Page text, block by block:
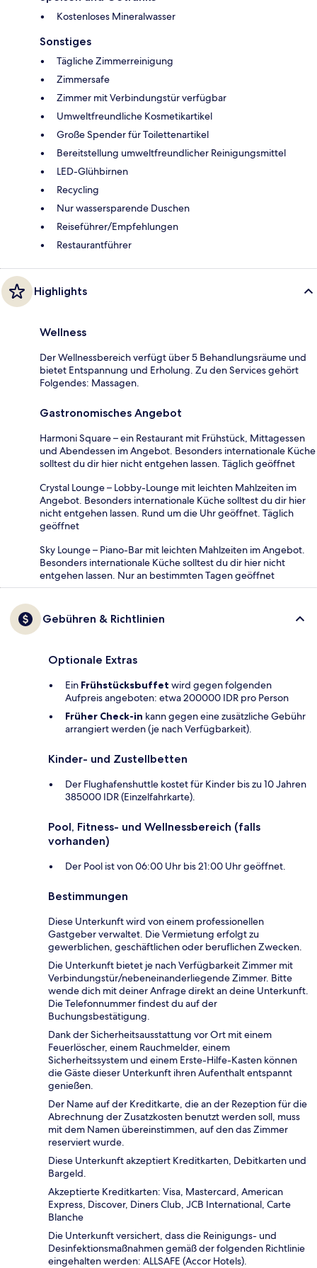
Kostenloses Mineralwasser
Sonstiges
Tägliche Zimmerreinigung
Zimmersafe
Zimmer mit Verbindungstür verfügbar
Umweltfreundliche Kosmetikartikel
Große Spender für Toilettenartikel
Bereitstellung umweltfreundlicher Reinigungsmittel
LED-Glühbirnen
Recycling
Nur wassersparende Duschen
Reiseführer/Empfehlungen
Restaurantführer
Highlights
Wellness
Der Wellnessbereich verfügt über 5 Behandlungsräume und
bietet Entspannung und Erholung. Zu den Services gehört
Folgendes: Massagen.
Gastronomisches Angebot
Harmoni Square – ein Restaurant mit Frühstück, Mittagessen
und Abendessen im Angebot. Besonders internationale Küche
solltest du dir hier nicht entgehen lassen. Täglich geöffnet
Crystal Lounge – Lobby-Lounge mit leichten Mahlzeiten im
Angebot. Besonders internationale Küche solltest du dir hier
nicht entgehen lassen. Rund um die Uhr geöffnet. Täglich
geöffnet
Sky Lounge – Piano-Bar mit leichten Mahlzeiten im Angebot.
Besonders internationale Küche solltest du dir hier nicht
entgehen lassen. Nur an bestimmten Tagen geöffnet
Gebühren & Richtlinien
Optionale Extras
Ein Frühstücksbuffet wird gegen folgenden
Aufpreis angeboten: etwa 200000 IDR pro Person
Früher Check-in kann gegen eine zusätzliche Gebühr
arrangiert werden (je nach Verfügbarkeit).
Kinder- und Zustellbetten
Der Flughafenshuttle kostet für Kinder bis zu 10 Jahren
385000 IDR (Einzelfahrkarte).
Pool, Fitness- und Wellnessbereich (falls
vorhanden)
Der Pool ist von 06:00 Uhr bis 21:00 Uhr geöffnet.
Bestimmungen
Diese Unterkunft wird von einem professionellen
Gastgeber verwaltet. Die Vermietung erfolgt zu
gewerblichen, geschäftlichen oder beruflichen Zwecken.
Die Unterkunft bietet je nach Verfügbarkeit Zimmer mit
Verbindungstür/nebeneinanderliegende Zimmer. Bitte
wende dich mit deiner Anfrage direkt an deine Unterkunft.
Die Telefonnummer findest du auf der
Buchungsbestätigung.
Dank der Sicherheitsausstattung vor Ort mit einem
Feuerlöscher, einem Rauchmelder, einem
Sicherheitssystem und einem Erste-Hilfe-Kasten können
die Gäste dieser Unterkunft ihren Aufenthalt entspannt
genießen.
Der Name auf der Kreditkarte, die an der Rezeption für die
Abrechnung der Zusatzkosten benutzt werden soll, muss
mit dem Namen übereinstimmen, auf den das Zimmer
reserviert wurde.
Diese Unterkunft akzeptiert Kreditkarten, Debitkarten und
Bargeld.
Akzeptierte Kreditkarten: Visa, Mastercard, American
Express, Discover, Diners Club, JCB International, Carte
Blanche
Die Unterkunft versichert, dass die Reinigungs- und
Desinfektionsmaßnahmen gemäß der folgenden Richtlinie
eingehalten werden: ALLSAFE (Accor Hotels).